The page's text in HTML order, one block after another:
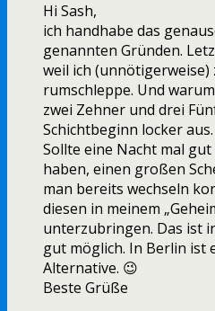
Hi Sash,
ich handhabe das
genannten Gründen.
weil ich (unnötigerweise)
rumschleppe. Und
zwei Zehner und drei
Schichtbeginn locker aus.
Sollte eine Nacht mal
haben, einen großen
man bereits wechseln
diesen in meinem
unterzubringen. Das ist
gut möglich. In Berlin ist
Alternative. 😉
Beste Grüße